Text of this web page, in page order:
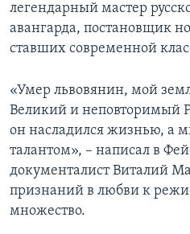
легендарный мастер
авангарда, постановщик
ставших современной
«Умер львовянин, мой
Великий и неповторимый
он насладился жизнью, а
талантом», – написал в
документалист Виталий
признаний в любви к
множество.